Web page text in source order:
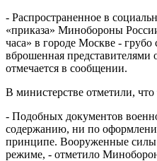
- Распространенное в
«приказа» Минобороны
часа» в городе Москве -
вброшенная представителями
отмечается в сообщении.
В министерстве отметили,
- Подобных документов
содержанию, ни по
принципе. Вооруженные
режиме, - отметило